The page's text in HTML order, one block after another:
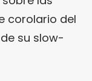
corolario del
su slow-